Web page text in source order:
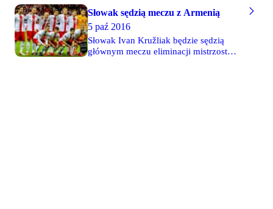
Słowak sędzią meczu z Armenią
5 paź 2016
Słowak Ivan Kružliak będzie sędzią
głównym meczu eliminacji mistrzostw